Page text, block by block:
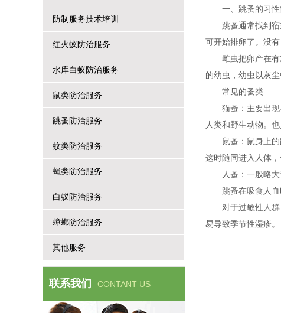
防制服务技术培训
红火蚁防治服务
水库白蚁防治服务
鼠类防治服务
跳蚤防治服务
蚊类防治服务
蝇类防治服务
白蚁防治服务
蟑螂防治服务
其他服务
联系我们 CONTANT US
一、跳蚤的习
跳蚤通常找到
可开始排卵了。没
雌虫把卵产在
的幼虫，幼虫以灰
常见的蚤类
猫蚤：主要出
人类和野生动物。
鼠蚤：鼠身上
这时随同进入人体
人蚤：一般略
跳蚤在吸食人
对于过敏性人
易导致季节性湿疹。